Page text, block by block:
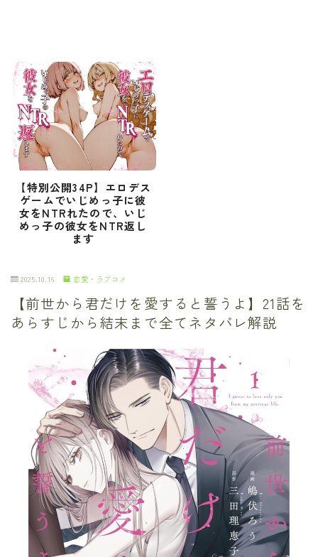
【特別公開34P】エロデス
ゲームでいじめっ子に彼
女をNTRれたので、いじ
めっ子の彼女をNTR返し
ます
2025.10.16 恋愛・ラブコメ
【前世から君だけを愛すると誓うよ】21話を
あらすじから結末まで全てネタバレ解説